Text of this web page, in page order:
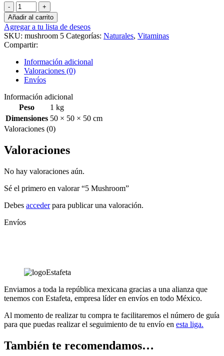
5
Mushroom
cantidad
Añadir al carrito
Agregar a tu lista de deseos
SKU: mushroom 5 Categorías: Naturales, Vitaminas
Compartir:
Información adicional
Valoraciones (0)
Envíos
Información adicional
Peso
1 kg
Dimensiones 50 × 50 × 50 cm
Valoraciones (0)
Valoraciones
No hay valoraciones aún.
Sé el primero en valorar “5 Mushroom”
Debes accederpara publicar una valoración.
Envíos
Enviamos a toda la república mexicana gracias a una alianza que
tenemos con Estafeta, empresa líder en envíos en todo México.
Al momento de realizar tu compra te facilitaremos el número de guía
para que puedas realizar el seguimiento de tu envío en esta liga.
También te recomendamos…